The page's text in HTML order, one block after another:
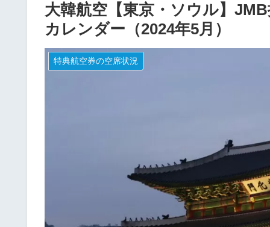
大韓航空【東京・ソウル】
カレンダー（2024年5月）
特典航空券の空席状況